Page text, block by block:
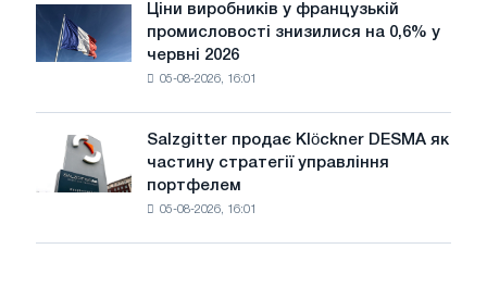
після
схвалення
Європейської
Ціни
виробників
у
0,6%
у
2026
Ціни виробників у французькій
промисловості знизилися на 0,6% у
червні 2026
05-08-2026, 16:01
Salzgitter
продає
Klöckner
Salzgitter продає Klöckner DESMA як
частину стратегії управління
портфелем
05-08-2026, 16:01